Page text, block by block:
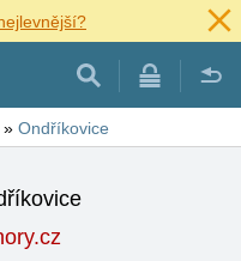
» Ondříkovice